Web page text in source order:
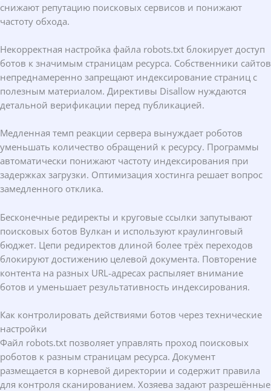
снижают репутацию поисковых сервисов и понижают
частоту обхода.
Некорректная настройка файла robots.txt блокирует доступ
ботов к значимым страницам ресурса. Собственники сайтов
непреднамеренно запрещают индексирование страниц с
полезным материалом. Директивы Disallow нуждаются
детальной верификации перед публикацией.
Медленная темп реакции сервера вынуждает роботов
уменьшать количество обращений к ресурсу. Программы
автоматически понижают частоту индексирования при
задержках загрузки. Оптимизация хостинга решает вопрос
замедленного отклика.
Бесконечные редиректы и круговые ссылки запутывают
поисковых ботов Вулкан и используют краулинговый
бюджет. Цепи редиректов длиной более трёх переходов
блокируют достижению целевой документа. Повторение
контента на разных URL-адресах распыляет внимание
ботов и уменьшает результативность индексирования.
Как контролировать действиями ботов через технические
настройки
Файл robots.txt позволяет управлять проход поисковых
роботов к разным страницам ресурса. Документ
размещается в корневой директории и содержит правила
для контроля сканированием. Хозяева задают разрешённые